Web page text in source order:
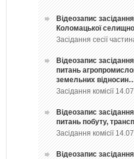
Відеозапис
Коломацької
Засідання сесії
Відеозапис засідання
питань
земельних
Засідання комісії
Відеозапис засідання
питань побуту,
Засідання комісії
Відеозапис засідання